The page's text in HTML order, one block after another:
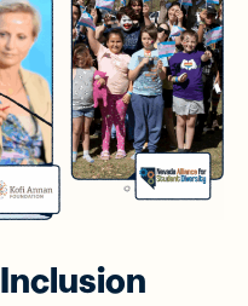
Inclusion